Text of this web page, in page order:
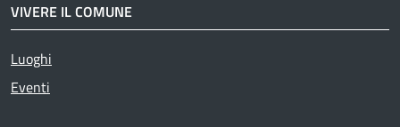
VIVERE IL COMUNE
Luoghi
Eventi